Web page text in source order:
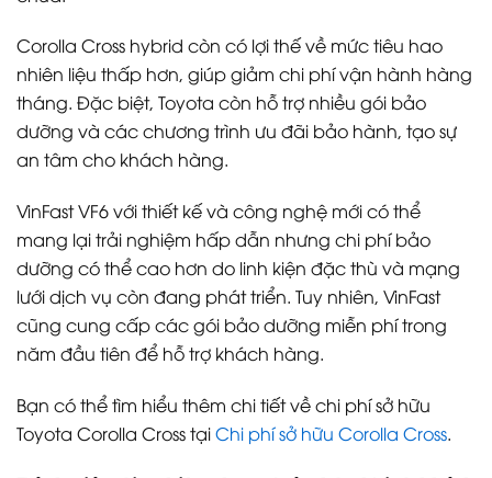
Corolla Cross hybrid còn có lợi thế về mức tiêu hao
nhiên liệu thấp hơn, giúp giảm chi phí vận hành hàng
tháng. Đặc biệt, Toyota còn hỗ trợ nhiều gói bảo
dưỡng và các chương trình ưu đãi bảo hành, tạo sự
an tâm cho khách hàng.
VinFast VF6 với thiết kế và công nghệ mới có thể
mang lại trải nghiệm hấp dẫn nhưng chi phí bảo
dưỡng có thể cao hơn do linh kiện đặc thù và mạng
lưới dịch vụ còn đang phát triển. Tuy nhiên, VinFast
cũng cung cấp các gói bảo dưỡng miễn phí trong
năm đầu tiên để hỗ trợ khách hàng.
Bạn có thể tìm hiểu thêm chi tiết về chi phí sở hữu
Toyota Corolla Cross tạiChi phí sở hữu Corolla Cross.